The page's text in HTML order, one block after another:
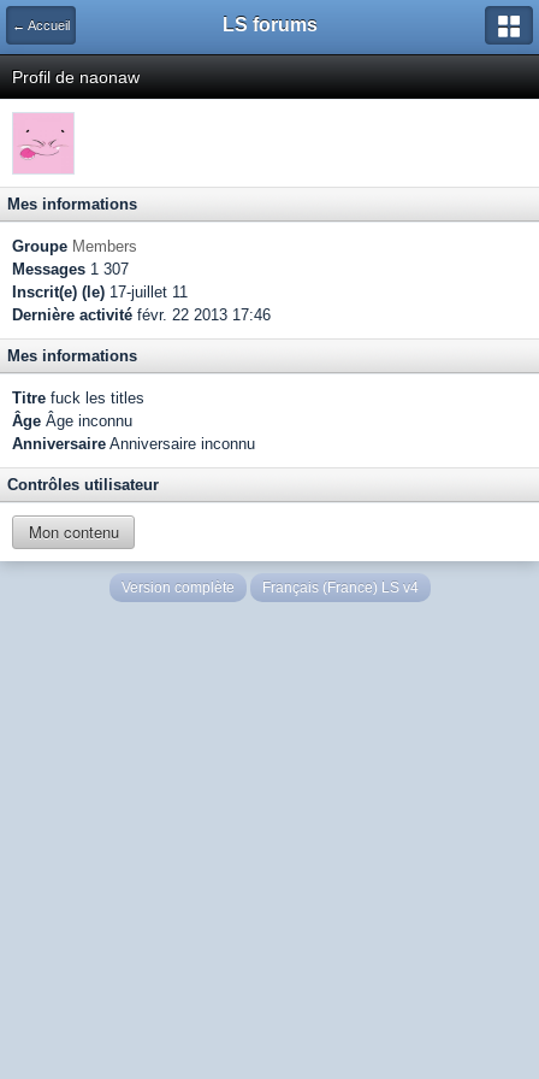
← Accueil LS forums
Profil de naonaw
Mes informations
Groupe Members
Messages 1 307
Inscrit(e) (le) 17-juillet 11
Dernière activité févr. 22 2013 17:46
Mes informations
Titre fuck les titles
Âge Âge inconnu
Anniversaire Anniversaire inconnu
Contrôles utilisateur
Mon contenu
Version complète Français (France) LS v4